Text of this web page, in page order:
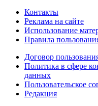
Контакты
Реклама на сайте
Использование
Правила
Договор
Политика в сфере
данных
Пользовательское
Редакция